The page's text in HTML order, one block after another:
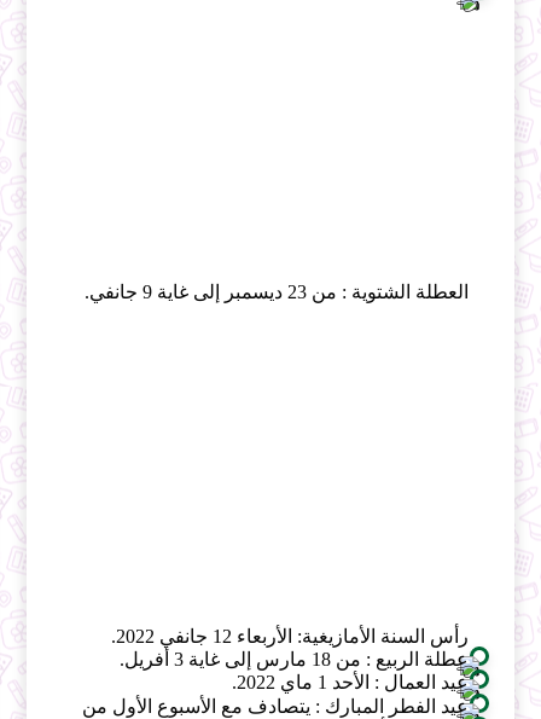
العطلة الشتوية : من 23 ديسمبر إلى غاية 9 جانفي.
رأس السنة الأمازيغية: الأربعاء 12 جانفي 2022.
عطلة الربيع : من 18 مارس إلى غاية 3 أفريل.
عيد العمال : الأحد 1 ماي 2022.